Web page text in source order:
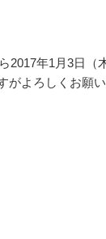
2017年1月3日（
がよろしくお願い